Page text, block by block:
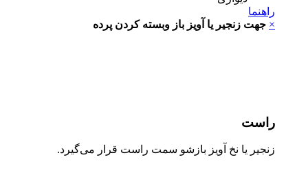
راهنما
جهت زنجیر یا آویز باز وبسته کردن پرده
راست
زنجیر یا نخ آویز بازشو سمت راست قرار می‌گیرد.